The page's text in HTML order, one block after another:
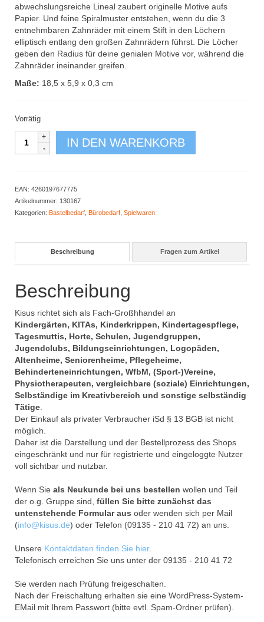
abwechslungsreiche Lineal zaubert originelle Motive aufs
Papier. Und feine Spiralmuster entstehen, wenn du die 3
entnehmbaren Zahnräder mit einem Stift in den Löchern
elliptisch entlang den großen Zahnrädern führst. Die Löcher
geben den Radius für deine genialen Motive vor, während die
Zahnräder ineinander greifen.
Maße: 18,5 x 5,9 x 0,3 cm
Vorrätig
Zauberlineal
Menge
IN DEN WARENKORB
EAN: 4260197677775
Artikelnummer: 130167
Kategorien: Bastelbedarf Bürobedarf Spielwaren
Beschreibung Fragen zum Artikel
Beschreibung
Kisus richtet sich als Fach-Großhhandel an
Kindergärten, KITAs, Kinderkrippen, Kindertagespflege,
Tagesmuttis, Horte, Schulen, Jugendgruppen,
Jugendclubs, Bildungseinrichtungen, Logopäden,
Altenheime, Seniorenheime, Pflegeheime,
Behinderteneinrichtungen, WfbM, (Sport-)Vereine,
Physiotherapeuten, vergleichbare (soziale) Einrichtungen,
Selbständige im Kreativbereich und sonstige selbständig
Tätige.
Der Einkauf als privater Verbraucher iSd § 13 BGB ist nicht
möglich.
Daher ist die Darstellung und der Bestellprozess des Shops
eingeschränkt und nur für registrierte und eingeloggte Nutzer
voll sichtbar und nutzbar.
Wenn Sie als Neukunde bei uns bestellen wollen und Teil
der o.g. Gruppe sind, füllen Sie bitte zunächst das
untenstehende Formular aus oder wenden sich per Mail
(info@kisus.de) oder Telefon (09135 - 210 41 72) an uns.
Unsere Kontaktdaten finden Sie hier.
Telefonisch erreichen Sie uns unter der 09135 - 210 41 72
Sie werden nach Prüfung freigeschalten.
Nach der Freischaltung erhalten sie eine WordPress-System-
EMail mit Ihrem Passwort (bitte evtl. Spam-Ordner prüfen).